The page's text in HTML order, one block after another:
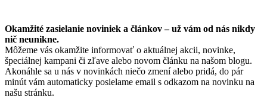
Okamžité zasielanie noviniek a článkov – už vám od nás nikdy
nič neunikne.
Môžeme vás okamžite informovať o aktuálnej akcii, novinke,
špeciálnej kampani či zľave alebo novom článku na našom blogu.
Akonáhle sa u nás v novinkách niečo zmení alebo pridá, do pár
minút vám automaticky posielame email s odkazom na novinku na
našu stránku.